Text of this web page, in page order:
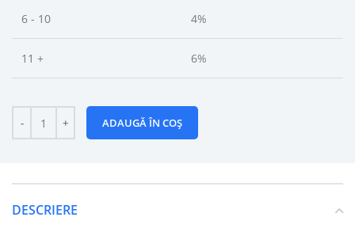
6 - 10 4%
11 + 6%
ADAUGĂ ÎN COȘ
DESCRIERE